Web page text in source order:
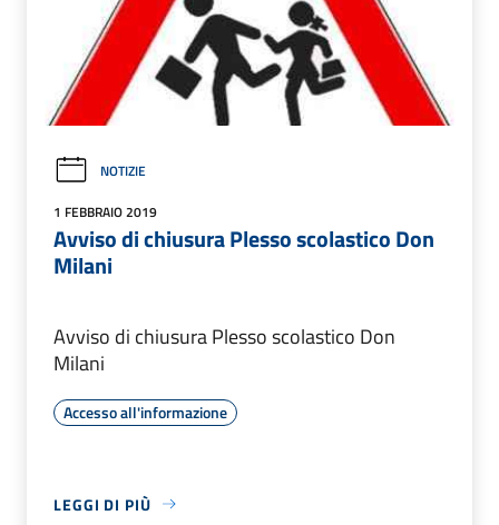
NOTIZIE
1 FEBBRAIO 2019
Avviso di chiusura Plesso scolastico Don
Milani
Avviso di chiusura Plesso scolastico Don
Milani
Accesso all'informazione
LEGGI DI PIÙ